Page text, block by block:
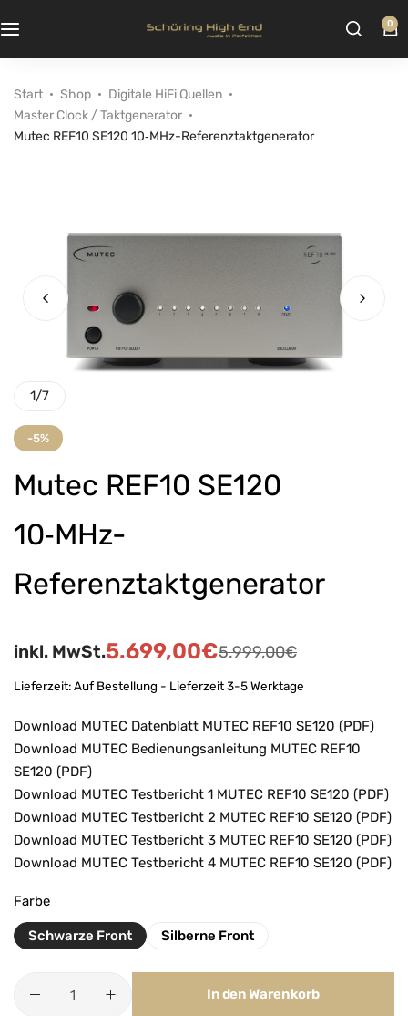
0
Start Shop
Digitale HiFi Quellen
Master Clock / Taktgenerator
Mutec REF10 SE120 10‑MHz-Referenztaktgenerator
1/7
-5%
Mutec REF10 SE120
10‑MHz-
Referenztaktgenerator
5.999,00€
5.699,00€
inkl. MwSt.
Lieferzeit:Auf Bestellung - Lieferzeit 3-5 Werktage
Download MUTEC Datenblatt MUTEC REF10 SE120 (PDF)
Download MUTEC Bedienungsanleitung MUTEC REF10
SE120 (PDF)
Download MUTEC Testbericht 1 MUTEC REF10 SE120 (PDF)
Download MUTEC Testbericht 2 MUTEC REF10 SE120 (PDF)
Download MUTEC Testbericht 3 MUTEC REF10 SE120 (PDF)
Download MUTEC Testbericht 4 MUTEC REF10 SE120 (PDF)
Farbe
Schwarze Front Silberne Front
In den Warenkorb